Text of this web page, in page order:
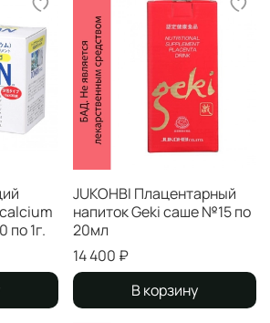
по 1г.
JUKOHBI Плацентарный
напиток Geki саше №15 по
20мл
14 400 ₽
В корзину